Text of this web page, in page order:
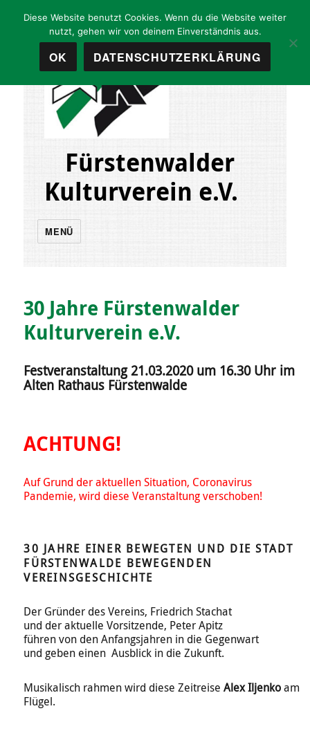
Fürstenwalder
Kulturverein e.V.
MENÜ
30 Jahre Fürstenwalder
Kulturverein e.V.
Festveranstaltung 21.03.2020 um 16.30 Uhr im
Alten Rathaus Fürstenwalde
ACHTUNG!
Auf Grund der aktuellen Situation, Coronavirus
Pandemie, wird diese Veranstaltung verschoben!
30 JAHRE EINER BEWEGTEN UND DIE STADT
FÜRSTENWALDE BEWEGENDEN
VEREINSGESCHICHTE
Der Gründer des Vereins, Friedrich Stachat
und der aktuelle Vorsitzende, Peter Apitz
führen von den Anfangsjahren in die Gegenwart
und geben einen Ausblick in die Zukunft.
Musikalisch rahmen wird diese ZeitreiseAlex Iljenkoam
Flügel.
Diese Website benutzt Cookies. Wenn du die Website weiter
nutzt, gehen wir von deinem Einverständnis aus.
OK DATENSCHUTZERKLÄRUNG